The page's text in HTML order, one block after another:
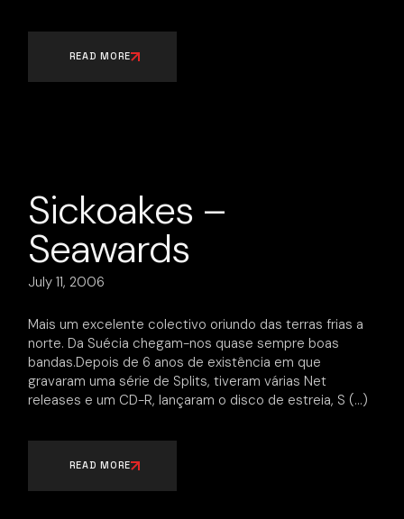
READ MORE
Sickoakes –
Seawards
July 11, 2006
Mais um excelente colectivo oriundo das terras frias a
norte. Da Suécia chegam-nos quase sempre boas
bandas.Depois de 6 anos de existência em que
gravaram uma série de Splits, tiveram várias Net
releases e um CD-R, lançaram o disco de estreia, S
READ MORE